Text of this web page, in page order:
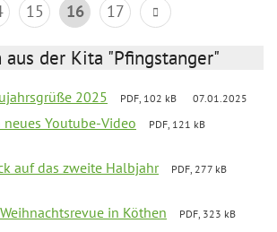
15 16 17
der Kita "Pfingstanger"
2025 PDF, 102 kB 07.01.2025
Youtube-Video
PDF, 121 kB
auf das zweite Halbjahr
PDF, 277 kB
in Köthen
PDF, 323 kB